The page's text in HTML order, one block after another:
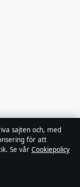
sajten och, med
för att
Se vår Cookiepolicy